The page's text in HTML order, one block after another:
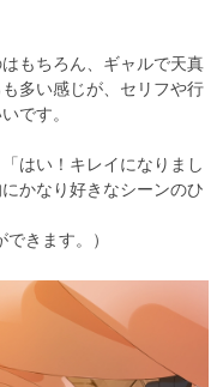
もちろん、ギャルで天真
多い感じが、セリフや行
です。
はい！キレイになりまし
かなり好きなシーンのひ
きます。）